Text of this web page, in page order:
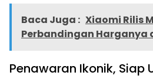
Baca Juga : Xiaomi Rilis
Perbandingan Harganya
Penawaran Ikonik, Siap